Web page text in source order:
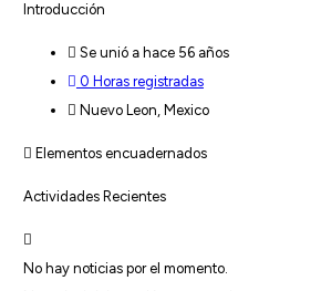
Introducción
Se unió a hace 56 años
0 Horas registradas
Nuevo Leon, Mexico
Elementos encuadernados
Actividades Recientes
No hay noticias por el momento.